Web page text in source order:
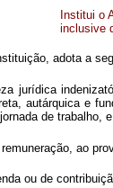
Institui o
inclusive
adota a
autárquica e
de
ao
ou de